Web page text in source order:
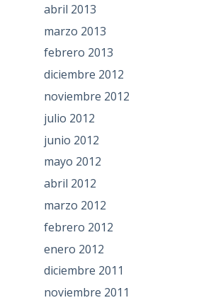
abril 2013
marzo 2013
febrero 2013
diciembre 2012
noviembre 2012
julio 2012
junio 2012
mayo 2012
abril 2012
marzo 2012
febrero 2012
enero 2012
diciembre 2011
noviembre 2011